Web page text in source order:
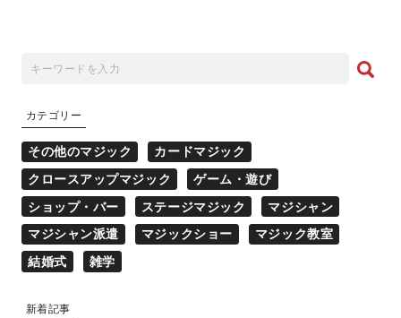
カテゴリー
その他のマジック
カードマジック
クロースアップマジック
ゲーム・遊び
ショップ・バー
ステージマジック
マジシャン
マジシャン派遣
マジックショー
マジック教室
結婚式
雑学
新着記事